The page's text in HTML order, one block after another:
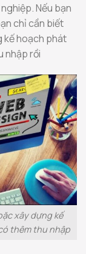
Nếu bạn
chỉ cần biết
kế hoạch phát
nhập rồi
xây dựng kế
thêm thu nhập